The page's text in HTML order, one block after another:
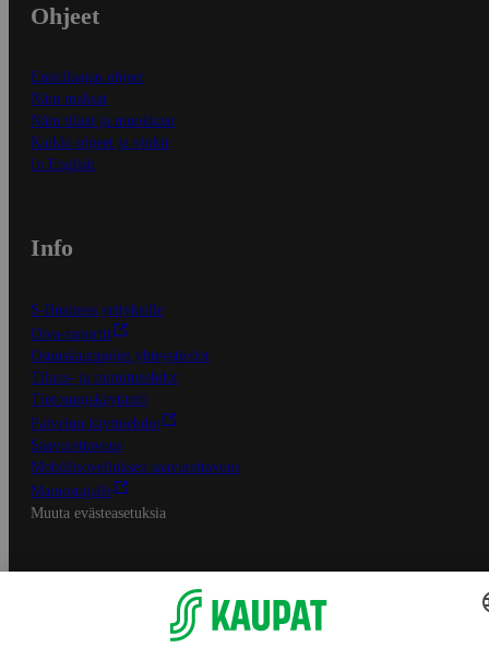
Ohjeet
Ensitilaajan ohjeet
Näin maksat
Näin tilaat ja muokkaat
Kaikki ohjeet ja vinkit
In English
Info
S-Business yrityksille
Oiva-raportit
Osuuskauppojen yhteystiedot
Tilaus- ja toimitusehdot
Tietosuojakäytäntö
Palvelun käyttöehdot
Saavutettavuus
Mobiilisovelluksen saavutettavuus
Mainostajalle
Muuta evästeasetuksia
S-ryhmän palvelut